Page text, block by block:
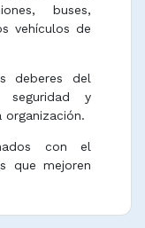
buses,
vehículos de
deberes del
seguridad y
con el
que mejoren
contratación y